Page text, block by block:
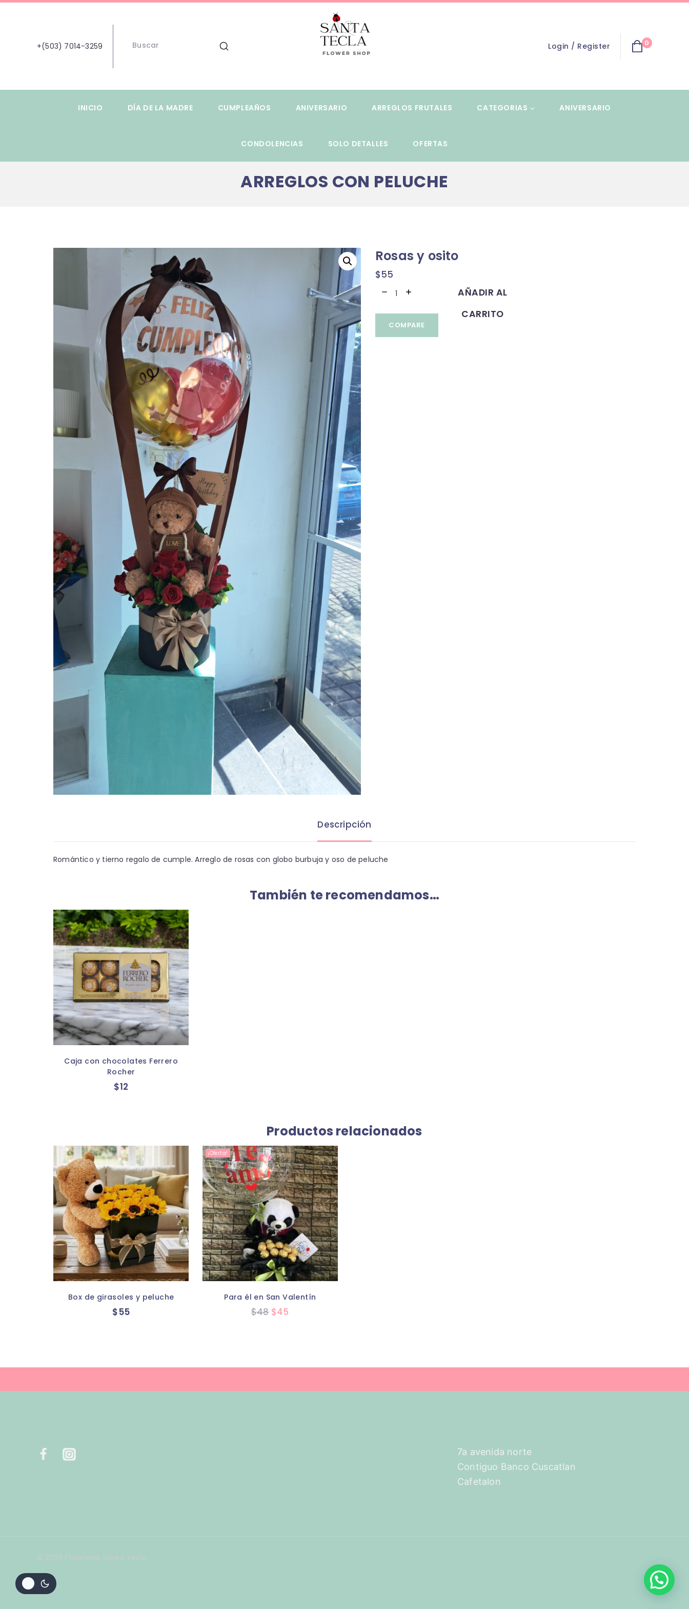
+(503) 7014-3259 Login / Register 0
INICIO DÍA DE LA MADRE CUMPLEAÑOS ANIVERSARIO ARREGLOS FRUTALES CATEGORIAS ANIVERSARIO
CONDOLENCIAS SOLO DETALLES OFERTAS
ARREGLOS CON PELUCHE
Rosas y osito
$55
AÑADIR AL
CARRITO
COMPARE
Descripción
Romántico y tierno regalo de cumple. Arreglo de rosas con globo burbuja y oso de peluche
También te recomendamos…
Caja con chocolates Ferrero
Rocher
$12
Productos relacionados
Box de girasoles y peluche
$55
¡Oferta!
Para él en San Valentín
$48 $45
7a avenida norte
Contiguo Banco Cuscatlan
Cafetalon
© 2026 Floristeria Santa Tecla